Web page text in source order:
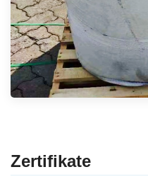
Zertifikate